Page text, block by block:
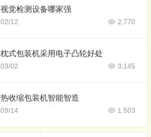
视觉检测设备哪家强
02/12 2,770
枕式包装机采用电子凸轮好处
03/02 3,145
热收缩包装机智能智造
09/14 1,503